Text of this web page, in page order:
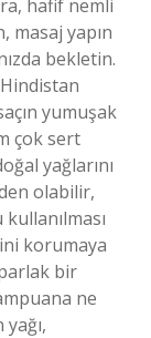
hafif nemli
masaj yapın
bekletin.
Hindistan
yumuşak
çok sert
yağlarını
olabilir,
korumaya
bir
ne